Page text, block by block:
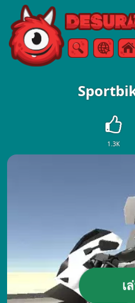
Free Online
ค้นหา เมนู
1.3K
เ